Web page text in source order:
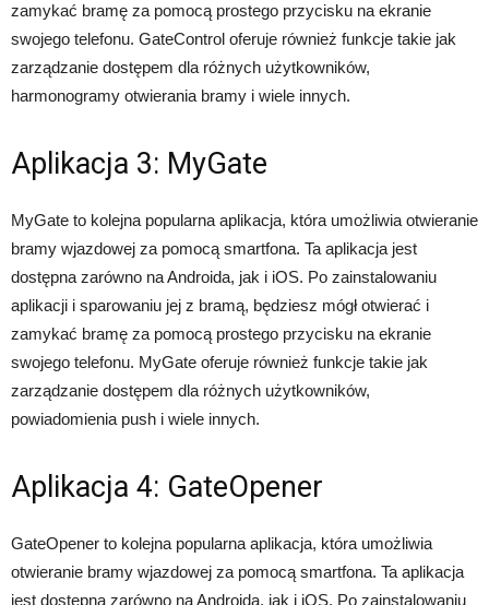
zamykać bramę za pomocą prostego przycisku na ekranie
swojego telefonu. GateControl oferuje również funkcje takie jak
zarządzanie dostępem dla różnych użytkowników,
harmonogramy otwierania bramy i wiele innych.
Aplikacja 3: MyGate
MyGate to kolejna popularna aplikacja, która umożliwia otwieranie
bramy wjazdowej za pomocą smartfona. Ta aplikacja jest
dostępna zarówno na Androida, jak i iOS. Po zainstalowaniu
aplikacji i sparowaniu jej z bramą, będziesz mógł otwierać i
zamykać bramę za pomocą prostego przycisku na ekranie
swojego telefonu. MyGate oferuje również funkcje takie jak
zarządzanie dostępem dla różnych użytkowników,
powiadomienia push i wiele innych.
Aplikacja 4: GateOpener
GateOpener to kolejna popularna aplikacja, która umożliwia
otwieranie bramy wjazdowej za pomocą smartfona. Ta aplikacja
jest dostępna zarówno na Androida, jak i iOS. Po zainstalowaniu